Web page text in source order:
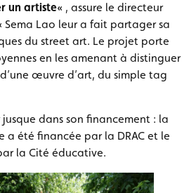
un artiste« , assure le directeur
Sema Lao leur a fait partager sa
du street art. Le projet porte
en les amenant à distinguer
œuvre d’art, du simple tag
dans son financement : la
a été financée par la DRAC et le
la Cité éducative.